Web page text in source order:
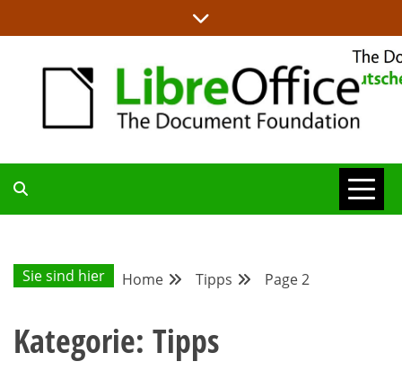
to
DEUTSCHER
COMMUNITY-
BLOG
Sie sind hier Home Tipps Page 2
Kategorie: Tipps